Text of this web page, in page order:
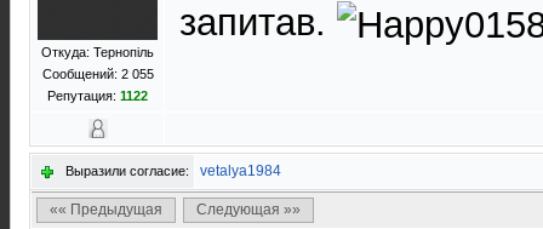
Откуда: Тернопіль
Сообщений: 2 055
Репутация: 1122
запитав.
Выразили согласие: vetalya1984
«« Предыдущая Следующая »»